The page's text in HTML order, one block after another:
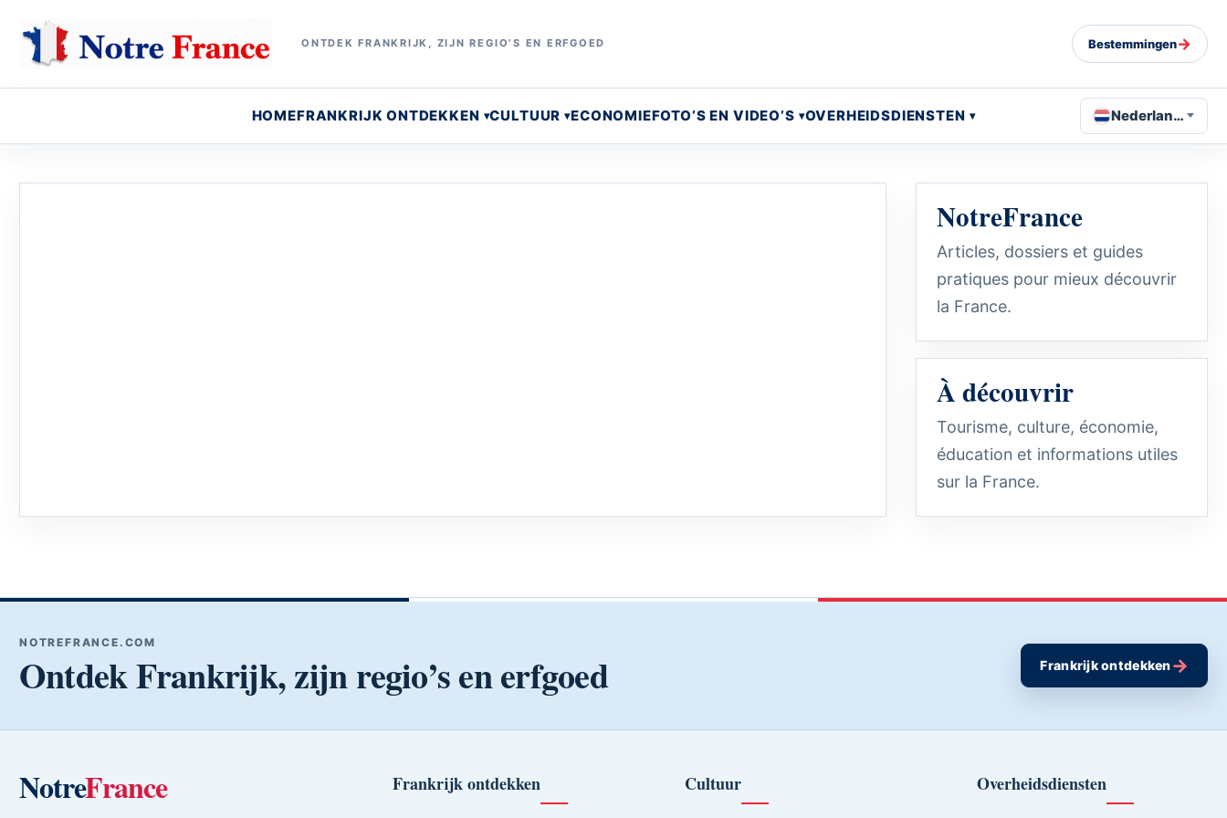
ONTDEK FRANKRIJK, ZIJN REGIO’S EN ERFGOED Bestemmingen→
HOMEFRANKRIJK ONTDEKKEN CULTUUR ECONOMIEFOTO’S EN VIDEO’S OVERHEIDSDIENSTEN Nederlands
NotreFrance
Articles, dossiers et guides
pratiques pour mieux découvrir
la France.
À découvrir
Tourisme, culture, économie,
éducation et informations utiles
sur la France.
NOTREFRANCE.COM
Ontdek Frankrijk, zijn regio’s en erfgoed Frankrijk ontdekken→
NotreFrance Frankrijk ontdekken Cultuur Overheidsdiensten